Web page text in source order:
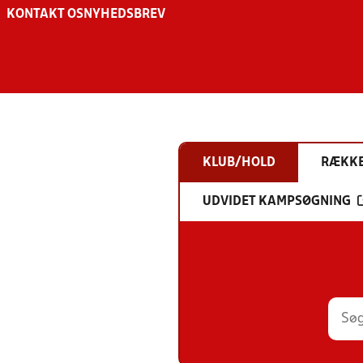
KONTAKT OS NYHEDSBREV
KLUB/HOLD
UDVIDET KAMPSØGNING